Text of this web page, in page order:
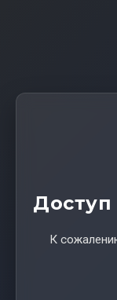
Доступ
К